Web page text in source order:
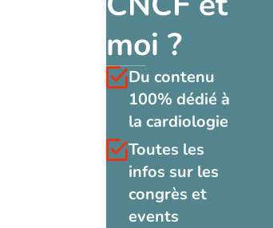
moi ?
Du contenu
100% dédié à
la cardiologie
Toutes les
infos sur les
congrès et
events